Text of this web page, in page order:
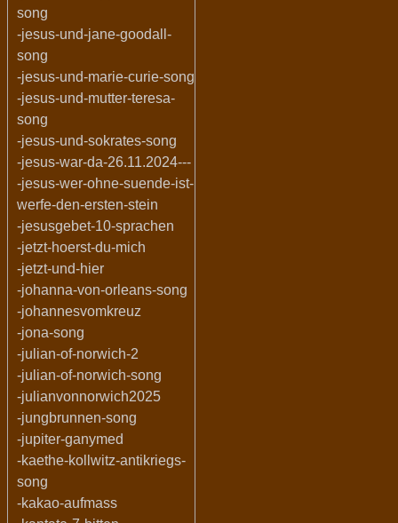
song
-jesus-und-jane-goodall-
song
-jesus-und-marie-curie-song
-jesus-und-mutter-teresa-
song
-jesus-und-sokrates-song
-jesus-war-da-26.11.2024---
-jesus-wer-ohne-suende-ist-
werfe-den-ersten-stein
-jesusgebet-10-sprachen
-jetzt-hoerst-du-mich
-jetzt-und-hier
-johanna-von-orleans-song
-johannesvomkreuz
-jona-song
-julian-of-norwich-2
-julian-of-norwich-song
-julianvonnorwich2025
-jungbrunnen-song
-jupiter-ganymed
-kaethe-kollwitz-antikriegs-
song
-kakao-aufmass